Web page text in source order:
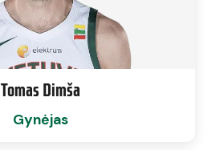
Tomas Dimša
Gynėjas